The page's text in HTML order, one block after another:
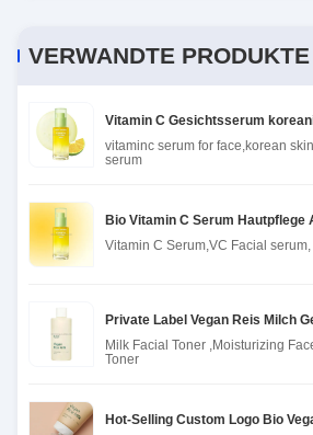
VERWANDTE PRODUKTE
Vitamin C Gesichtsserum
vitaminc serum for face,korean
serum
Bio Vitamin C Serum
Vitamin C Serum,VC Facial
Private Label Vegan Reis Milch
Milk Facial Toner ,Moisturizing
Toner
Hot-Selling Custom Logo Bio